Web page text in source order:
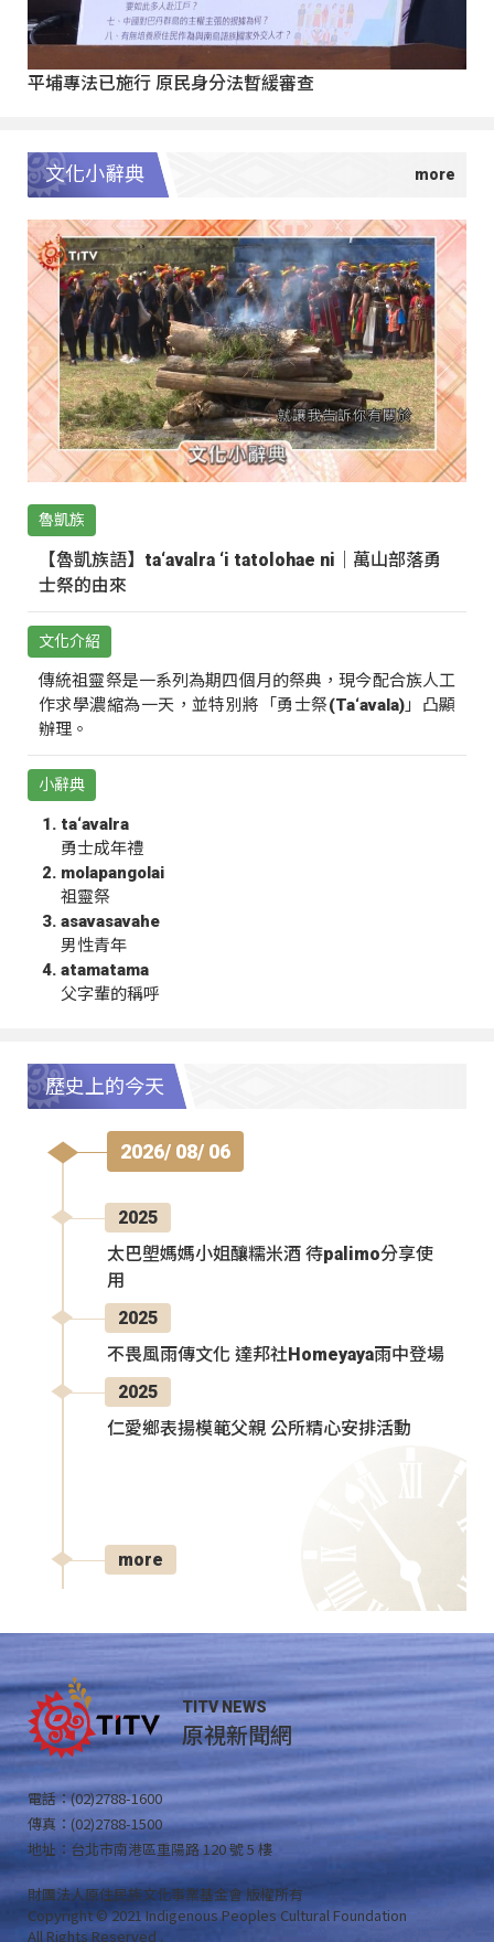
平埔專法已施行 原民身分法暫緩審查
文化小辭典
魯凱族
【魯凱族語】ta‘avalra ‘i tatolohae ni｜萬山部落勇
士祭的由來
文化介紹
傳統祖靈祭是一系列為期四個月的祭典，現今配合族人工
作求學濃縮為一天，並特別將「勇士祭(Ta‘avala)」凸顯
辦理。
小辭典
ta‘avalra
勇士成年禮
molapangolai
祖靈祭
asavasavahe
男性青年
atamatama
父字輩的稱呼
歷史上的今天
2026/ 08/ 06
2025
太巴塱媽媽小姐釀糯米酒 待palimo分享使
用
2025
不畏風雨傳文化 達邦社Homeyaya雨中登場
2025
仁愛鄉表揚模範父親 公所精心安排活動
more
TITV NEWS
原視新聞網
電話：(02)2788-1600
傳真：(02)2788-1500
地址：台北市南港區重陽路 120 號 5 樓
財團法人原住民族文化事業基金會 版權所有
Copyright © 2021 Indigenous Peoples Cultural Foundation
All Rights Reserved .